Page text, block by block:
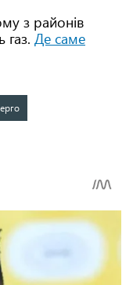
з районів
газ. Де саме